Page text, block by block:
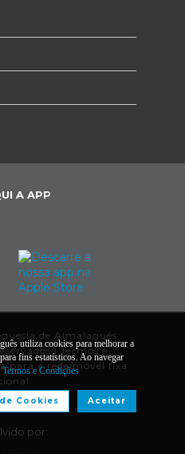
A APP
de Almalaguês.
|Termos e
para a rede/móvel fixa
por:
utiliza cookies para melhorar a
fins estatísticos. Ao navegar
Termos e Condições
Aceitar
Cookies